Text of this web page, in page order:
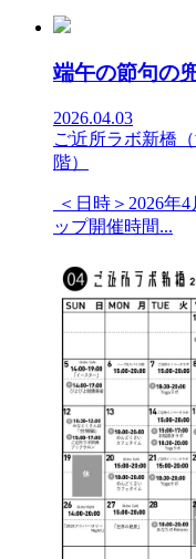
端午の節句の
2026.04.03
ご近所ラボ新橋
階）
＜日時＞
ップ開催時間...